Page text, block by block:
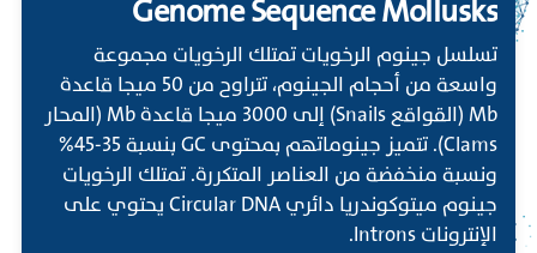
Genome Sequence Mollusks
تسلسل جينوم الرخويات تمتلك الرخويات مجموعة
واسعة من أحجام الجينوم، تتراوح من 50 ميجا قاعدة
Mb (القواقع Snails) إلى 3000 ميجا قاعدة Mb (المحار
Clams). تتميز جينوماتهم بمحتوى GC بنسبة 35-45%
ونسبة منخفضة من العناصر المتكررة. تمتلك الرخويات
جينوم ميتوكوندريا دائري Circular DNA يحتوي على
الإنترونات Introns.